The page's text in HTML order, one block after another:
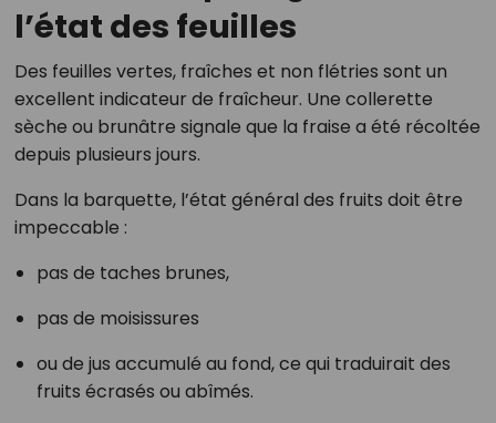
l’état des feuilles
Des feuilles vertes, fraîches et non flétries sont un
excellent indicateur de fraîcheur. Une collerette
sèche ou brunâtre signale que la fraise a été récoltée
depuis plusieurs jours.
Dans la barquette, l’état général des fruits doit être
impeccable :
pas de taches brunes,
pas de moisissures
ou de jus accumulé au fond, ce qui traduirait des
fruits écrasés ou abîmés.